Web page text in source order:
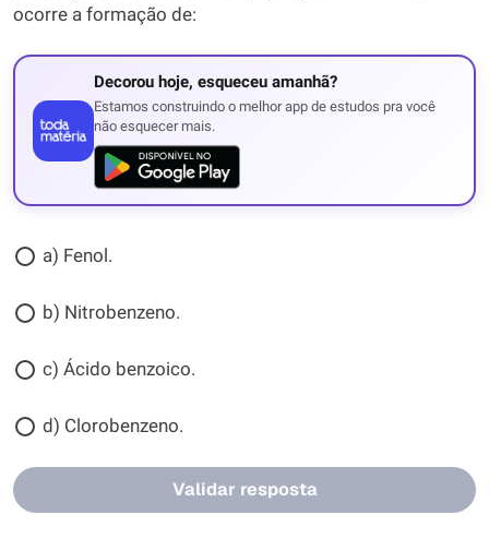
ocorre a formação de:
Decorou hoje, esqueceu amanhã?
Estamos construindo o melhor app de estudos pra você
não esquecer mais.
a) Fenol.
b) Nitrobenzeno.
c) Ácido benzoico.
d) Clorobenzeno.
Validar resposta